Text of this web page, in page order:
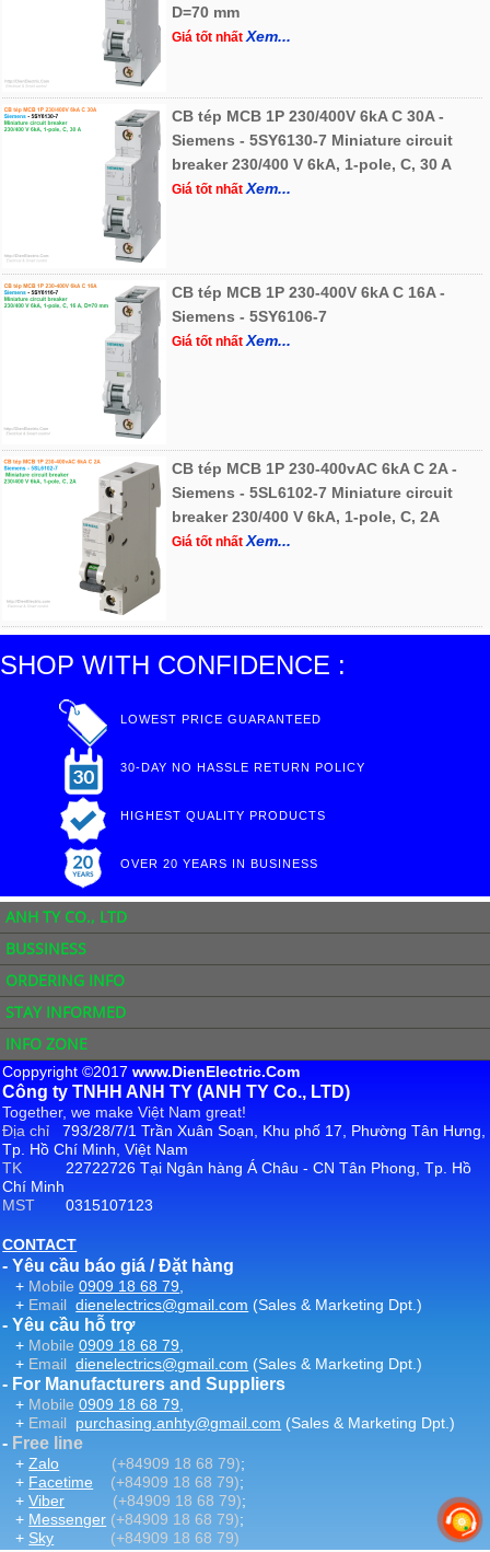
D=70 mm
Giá tốt nhấtXem...
CB tép MCB 1P 230/400V 6kA C 30A -
Siemens - 5SY6130-7 Miniature circuit
breaker 230/400 V 6kA, 1-pole, C, 30 A
Giá tốt nhấtXem...
CB tép MCB 1P 230-400V 6kA C 16A -
Siemens - 5SY6106-7
Giá tốt nhấtXem...
CB tép MCB 1P 230-400vAC 6kA C 2A -
Siemens - 5SL6102-7 Miniature circuit
breaker 230/400 V 6kA, 1-pole, C, 2A
Giá tốt nhấtXem...
SHOP WITH CONFIDENCE :
LOWEST PRICE GUARANTEED
30-DAY NO HASSLE RETURN POLICY
HIGHEST QUALITY PRODUCTS
OVER 20 YEARS IN BUSINESS
ANH TY CO., LTD
BUSSINESS
ORDERING INFO
STAY INFORMED
INFO ZONE
Coppyright ©2017www.DienElectric.Com
Công ty TNHH ANH TY (ANH TY Co., LTD)
Together, we make Việt Nam great!
Địa chỉ793/28/7/1 Trần Xuân Soạn, Khu phố 17, Phường Tân Hưng,
Tp. Hồ Chí Minh, Việt Nam
TK 22722726 Tại Ngân hàng Á Châu - CN Tân Phong, Tp. Hồ
Chí Minh
MST0315107123
CONTACT
- Yêu cầu báo giá / Đặt hàng
+ Mobile 0909 18 68 79
+ Email dienelectrics@gmail.com (Sales & Marketing Dpt.)
- Yêu cầu hỗ trợ
+ Mobile 0909 18 68 79
+ Email dienelectrics@gmail.com (Sales & Marketing Dpt.)
- For Manufacturers and Suppliers
+ Mobile 0909 18 68 79
+ Email purchasing.anhty@gmail.com (Sales & Marketing Dpt.)
- Free line
+Zalo (+84909 18 68 79);
+ Facetime (+84909 18 68 79);
+Viber (+84909 18 68 79);
+ Messenger (+84909 18 68 79);
+ Sky (+84909 18 68 79)